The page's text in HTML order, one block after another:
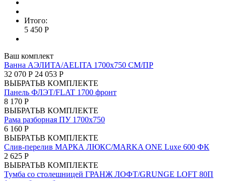
Итого:
5 450 Р
Ваш комплект
Ванна АЭЛИТА/AELITA 1700х750 СМ/ПР
32 070 Р 24 053 Р
ВЫБРАТЬВ КОМПЛЕКТЕ
Панель ФЛЭТ/FLAT 1700 фронт
8 170 Р
ВЫБРАТЬВ КОМПЛЕКТЕ
Рама разборная ПУ 1700х750
6 160 Р
ВЫБРАТЬВ КОМПЛЕКТЕ
Слив-перелив МАРКА ЛЮКС/MARKA ONE Luxe 600 ФК
2 625 Р
ВЫБРАТЬВ КОМПЛЕКТЕ
Тумба со столешницей ГРАНЖ ЛОФТ/GRUNGE LOFT 80П